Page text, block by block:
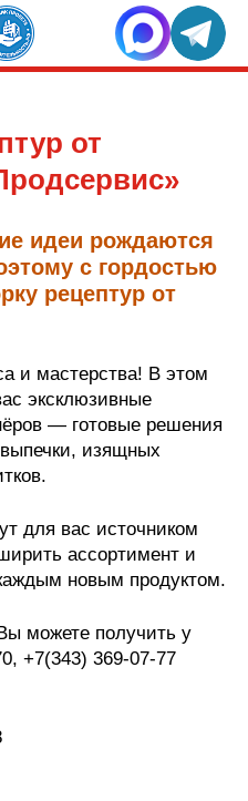
от
идеи рождаются
с гордостью
рецептур от
и мастерства! В этом
эксклюзивные
— готовые решения
изящных
для вас источником
ассортимент и
новым продуктом.
можете получить у
+7(343) 369-07-77